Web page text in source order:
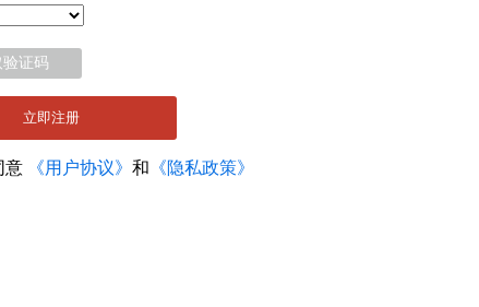
证码
立即注册
意 《用户协议》 和 《隐私政策》